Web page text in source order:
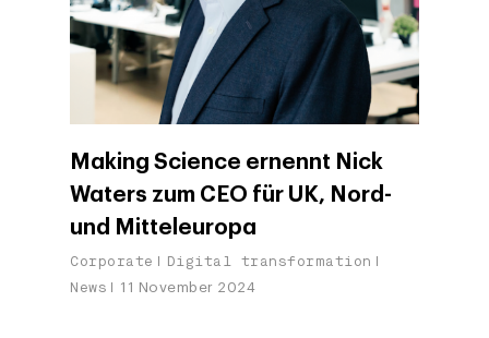
Making Science ernennt Nick
Waters zum CEO für UK, Nord-
und Mitteleuropa
Corporate
Digital transformation
News
11 November 2024